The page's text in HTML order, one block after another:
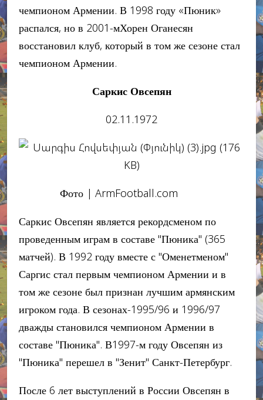
чемпионом Армении. В 1998 году «Пюник»
распался, но в 2001-мХорен Оганесян
восстановил клуб, который в том же сезоне стал
чемпионом Армении.
Саркис Овсепян
02.11.1972
Фото | ArmFootball.com
Саркис Овсепян является рекордсменом по
проведенным играм в составе "Пюника" (365
матчей). В 1992 году вместе с "Оменетменом"
Саргис стал первым чемпионом Армении и в
том же сезоне был признан лучшим армянским
игроком года. В сезонах-1995/96 и 1996/97
дважды становился чемпионом Армении в
составе "Пюника". В1997-м году Овсепян из
"Пюника" перешел в "Зенит" Санкт-Петербург.
После 6 лет выступлений в России Овсепян в